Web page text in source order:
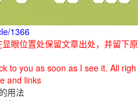
1366
眼位置处保留文章出处，并留下原
to you as soon as I see it. All righ
and links
用法